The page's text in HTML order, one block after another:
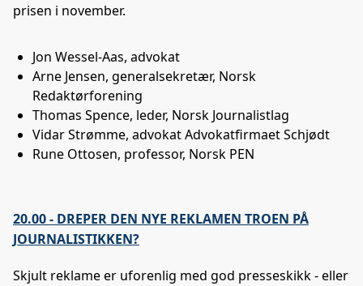
prisen i november.
Jon Wessel-Aas, advokat
Arne Jensen, generalsekretær, Norsk
Redaktørforening
Thomas Spence, leder, Norsk Journalistlag
Vidar Strømme, advokat Advokatfirmaet Schjødt
Rune Ottosen, professor, Norsk PEN
20.00 - DREPER DEN NYE REKLAMEN TROEN PÅ
JOURNALISTIKKEN?
Skjult reklame er uforenlig med god presseskikk - eller